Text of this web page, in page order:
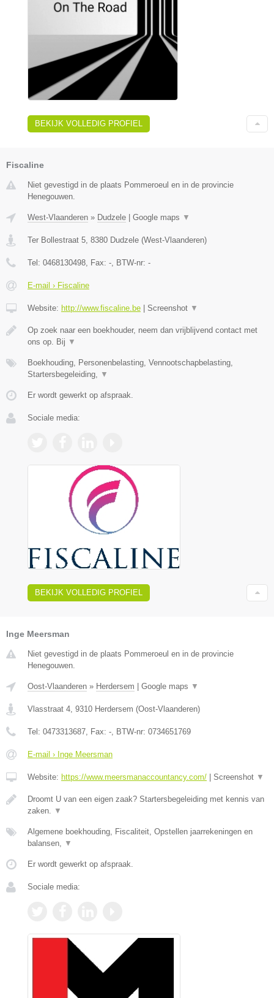
BEKIJK VOLLEDIG PROFIEL
Fiscaline
Niet gevestigd in de plaats Pommeroeul en in de provincie
Henegouwen.
West-Vlaanderen » Dudzele Google maps ▼
Ter Bollestraat 5 8380 Dudzele (West-Vlaanderen)
Tel: 0468130498 , Fax: - , BTW-nr: -
E-mail › Fiscaline
Website: http://www.fiscaline.be Screenshot ▼
Op zoek naar een boekhouder, neem dan vrijblijvend contact met
ons op. Bij ▼
Boekhouding, Personenbelasting, Vennootschapbelasting,
Startersbegeleiding,
▼
Er wordt gewerkt op afspraak.
Sociale media:
BEKIJK VOLLEDIG PROFIEL
Inge Meersman
Niet gevestigd in de plaats Pommeroeul en in de provincie
Henegouwen.
Oost-Vlaanderen » Herdersem | Google maps ▼
Vlasstraat 4 9310 Herdersem (Oost-Vlaanderen)
Tel: 0473313687 , Fax: - , BTW-nr: 0734651769
E-mail › Inge Meersman
Website: https://www.meersmanaccountancy.com/ | Screenshot ▼
Droomt U van een eigen zaak? Startersbegeleiding met kennis van
zaken.
▼
Algemene boekhouding, Fiscaliteit, Opstellen jaarrekeningen en
balansen,
▼
Er wordt gewerkt op afspraak.
Sociale media: